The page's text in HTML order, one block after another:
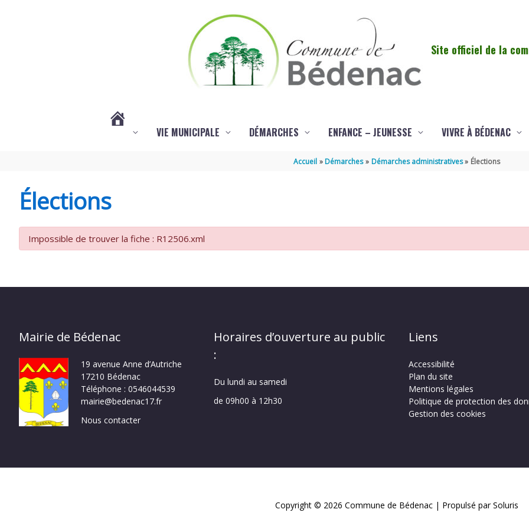
Site officiel de la
DE
VIE MUNICIPALE DÉMARCHES ENFANCE – JEUNESSE VIVRE À BÉDENAC
Accueil Démarches Démarches administratives Élections
Élections
Impossible de trouver la fiche : R12506.xml
Mairie de Bédenac
19 avenue Anne d’Autriche
17210 Bédenac
Téléphone : 0546044539
mairie@bedenac17.fr
Nous contacter
Horaires d’ouverture au public
:
Du lundi au samedi
de 09h00 à 12h30
Liens
Accessibilité
Plan du site
Mentions légales
Politique de protection des
Gestion des cookies
Copyright © 2026 Commune de Bédenac | Propulsé par Soluris